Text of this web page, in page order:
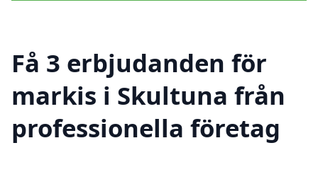
Få 3 erbjudanden för
markis i Skultuna från
professionella företag